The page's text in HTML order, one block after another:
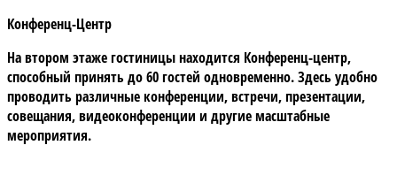
Конференц-Центр
На втором этаже гостиницы находится Конференц-центр,
способный принять до 60 гостей одновременно. Здесь удобно
проводить различные конференции, встречи, презентации,
совещания, видеоконференции и другие масштабные
мероприятия.